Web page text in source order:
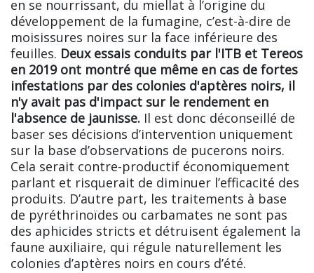
en se nourrissant, du miellat à l’origine du
développement de la fumagine, c’est-à-dire de
moisissures noires sur la face inférieure des
feuilles. Deux essais conduits par l'ITB et Tereos
en 2019 ont montré que même en cas de fortes
infestations par des colonies d'aptères noirs, il
n'y avait pas d'impact sur le rendement en
l'absence de jaunisse. Il est donc déconseillé de
baser ses décisions d’intervention uniquement
sur la base d’observations de pucerons noirs.
Cela serait contre-productif économiquement
parlant et risquerait de diminuer l’efficacité des
produits. D’autre part, les traitements à base
de pyréthrinoïdes ou carbamates ne sont pas
des aphicides stricts et détruisent également la
faune auxiliaire, qui régule naturellement les
colonies d’aptères noirs en cours d’été.